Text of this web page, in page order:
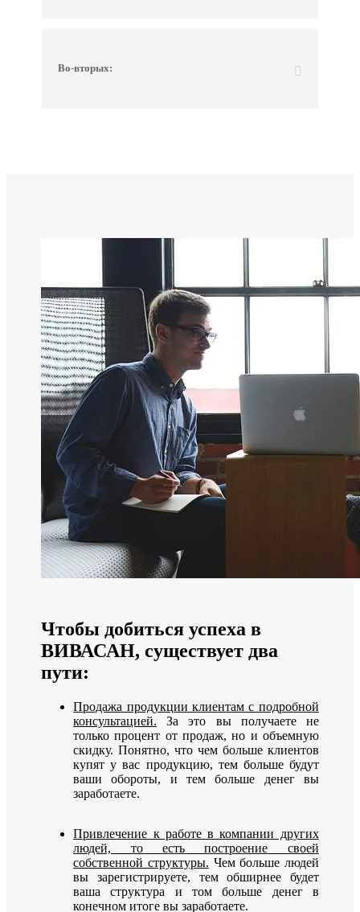
Во-вторых:
Чтобы добиться успеха в
ВИВАСАН, существует два
пути:
Продажа продукции клиентам с подробной
консультацией. За это вы получаете не
только процент от продаж, но и объемную
скидку. Понятно, что чем больше клиентов
купят у вас продукцию, тем больше будут
ваши обороты, и тем больше денег вы
заработаете.
Привлечение к работе в компании других
людей, то есть построение своей
собственной структуры. Чем больше людей
вы зарегистрируете, тем обширнее будет
ваша структура и том больше денег в
конечном итоге вы заработаете.